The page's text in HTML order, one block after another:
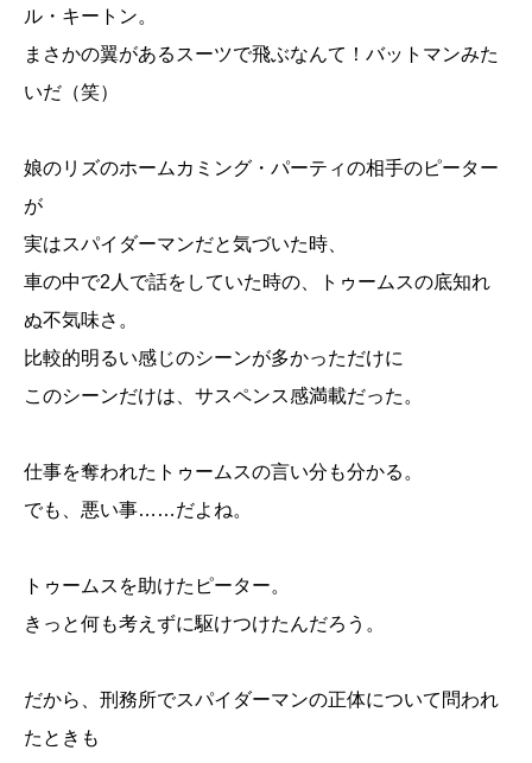
ル・キートン。
まさかの翼があるスーツで飛ぶなんて！バットマンみた
いだ（笑）
娘のリズのホームカミング・パーティの相手のピーター
が
実はスパイダーマンだと気づいた時、
車の中で2人で話をしていた時の、トゥームスの底知れ
ぬ不気味さ。
比較的明るい感じのシーンが多かっただけに
このシーンだけは、サスペンス感満載だった。
仕事を奪われたトゥームスの言い分も分かる。
でも、悪い事……だよね。
トゥームスを助けたピーター。
きっと何も考えずに駆けつけたんだろう。
だから、刑務所でスパイダーマンの正体について問われ
たときも